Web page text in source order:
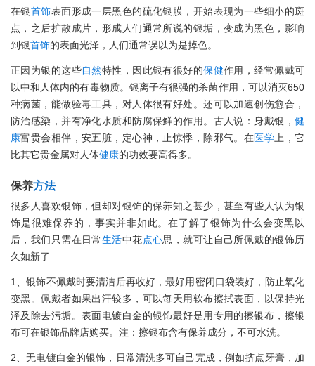
在银首饰表面形成一层黑色的硫化银膜，开始表现为一些细小的斑
点，之后扩散成片，形成人们通常所说的银垢，变成为黑色，影响
到银首饰的表面光泽，人们通常误以为是掉色。
正因为银的这些自然特性，因此银有很好的保健作用，经常佩戴可
以中和人体内的有毒物质。银离子有很强的杀菌作用，可以消灭650
种病菌，能做验毒工具，对人体很有好处。还可以加速创伤愈合，
防治感染，并有净化水质和防腐保鲜的作用。古人说：身戴银， 健
康富贵会相伴，安五脏，定心神，止惊悸，除邪气。在医学上，它
比其它贵金属对人体健康的功效要高得多。
保养方法
很多人喜欢银饰，但却对银饰的保养知之甚少，甚至有些人认为银
饰是很难保养的，事实并非如此。在了解了银饰为什么会变黑以
后，我们只需在日常生活中花点心思，就可让自己所佩戴的银饰历
久如新了
1、银饰不佩戴时要清洁后再收好，最好用密闭口袋装好，防止氧化
变黑。佩戴者如果出汗较多，可以每天用软布擦拭表面，以保持光
泽及除去污垢。表面电镀白金的银饰最好是用专用的擦银布，擦银
布可在银饰品牌店购买。注：擦银布含有保养成分，不可水洗。
2、无电镀白金的银饰，日常清洗多可自己完成，例如挤点牙膏，加